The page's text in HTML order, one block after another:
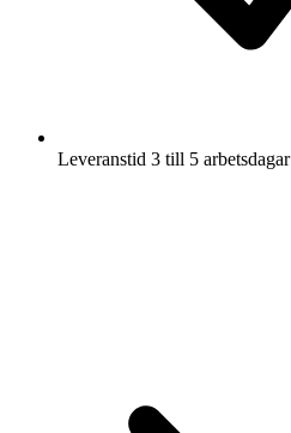
Leveranstid 3 till 5 arbetsdagar